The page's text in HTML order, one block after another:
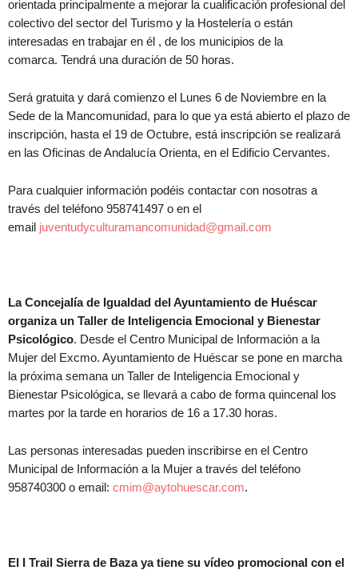
orientada principalmente a mejorar la cualificación profesional del
colectivo del sector del Turismo y la Hostelería o están
interesadas en trabajar en él , de los municipios de la
comarca. Tendrá una duración de 50 horas.
Será gratuita y dará comienzo el Lunes 6 de Noviembre en la
Sede de la Mancomunidad, para lo que ya está abierto el plazo de
inscripción, hasta el 19 de Octubre, está inscripción se realizará
en las Oficinas de Andalucía Orienta, en el Edificio Cervantes.
Para cualquier información podéis contactar con nosotras a
través del teléfono 958741497 o en el
email juventudyculturamancomunidad@gmail.com
La Concejalía de Igualdad del Ayuntamiento de Huéscar
organiza un Taller de Inteligencia Emocional y Bienestar
Psicológico. Desde el Centro Municipal de Información a la
Mujer del Excmo. Ayuntamiento de Huéscar se pone en marcha
la próxima semana un Taller de Inteligencia Emocional y
Bienestar Psicológica, se llevará a cabo de forma quincenal los
martes por la tarde en horarios de 16 a 17.30 horas.
Las personas interesadas pueden inscribirse en el Centro
Municipal de Información a la Mujer a través del teléfono
958740300 o email: cmim@aytohuescar.com.
El I Trail Sierra de Baza ya tiene su vídeo promocional con el